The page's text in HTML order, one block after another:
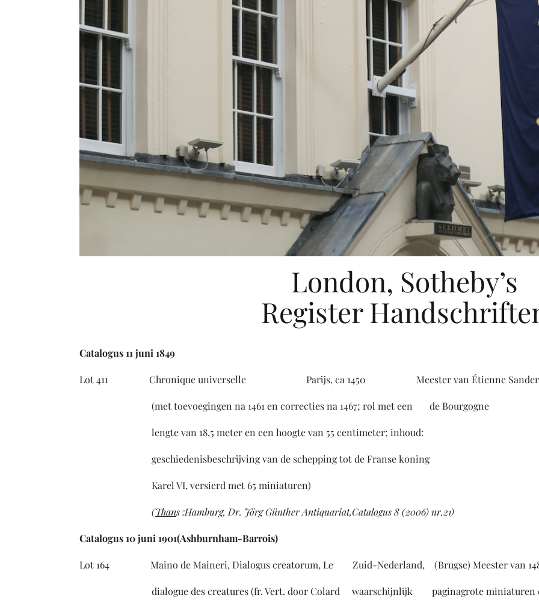
London, Sotheby’s
Register
Catalogus 11 juni 1849
Lot 411 Chronique universelle Parijs, ca 1450 Meester van Étienne
(met toevoegingen na 1461 en correcties na 1467; rol met een de Bourgogne
lengte van 18,5 meter en een hoogte van 55 centimeter; inhoud:
geschiedenisbeschrijving van de schepping tot de Franse koning
Karel VI, versierd met 65 miniaturen)
(Thans :Hamburg, Dr. Jörg Günther Antiquariat,Catalogus 8 (2006) nr.21)
Catalogus 10 juni 1901(Ashburnham-Barrois)
Lot 164 Maino de Maineri, Dialogus creatorum, Le Zuid-Nederland, (Brugse) Meester van
dialogue des creatures (fr. Vert. door Colard waarschijnlijk paginagrote miniaturen